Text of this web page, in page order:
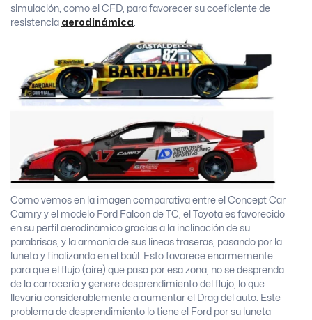
simulación, como el CFD, para favorecer su coeficiente de
resistencia aerodinámica
Como vemos en la imagen comparativa entre el Concept Car
Camry y el modelo Ford Falcon de TC, el Toyota es favorecido
en su perfil aerodinámico gracias a la inclinación de su
parabrisas, y la armonía de sus líneas traseras, pasando por la
luneta y finalizando en el baúl. Esto favorece enormemente
para que el flujo (aire) que pasa por esa zona, no se desprenda
de la carrocería y genere desprendimiento del flujo, lo que
llevaría considerablemente a aumentar el Drag del auto. Este
problema de desprendimiento lo tiene el Ford por su luneta